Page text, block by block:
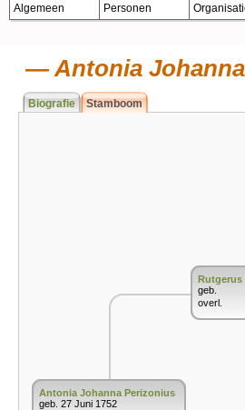
Algemeen Personen
Antonia
Biografie Stamboom
Antonia Johanna Perizonius
geb. 27 Juni 1752
Rutgerus
geb.
overl.